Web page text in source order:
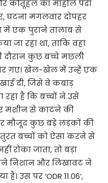
कौतूहल का माहौल पैदा
घटना मंगलवार दोपहर
में एक पुराने तालाब से
जा रहा था, ताकि वहां
दौरान कुछ बच्चे मछली
गए। खेल-खेल में उन्हें एक
दी, जिसे वे कबाड़
है कि बच्चों ने उसे
मशीन से काटने की
मौजूद कुछ बड़े लड़कों की
बच्चों को ऐसा करने से
रोका जाता, तो बड़ा
बने निशान और लिखावट ने
उस पर ‘ODR 11.06’,